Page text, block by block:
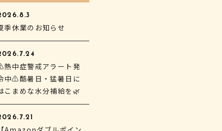
季休業のお知らせ
中症警戒アラート発
中⚠酷暑日・猛暑日に
こまめな水分補給を🌿